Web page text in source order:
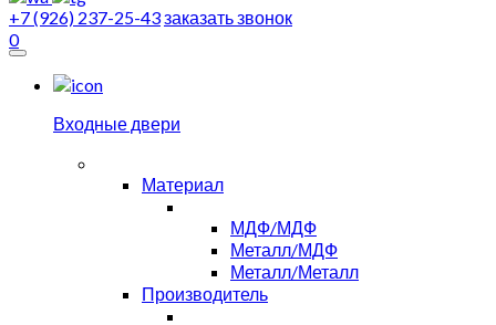
+7 (926) 237-25-43заказать звонок
0
Входные двери
Материал
МДФ/МДФ
Металл/МДФ
Металл/Металл
Производитель